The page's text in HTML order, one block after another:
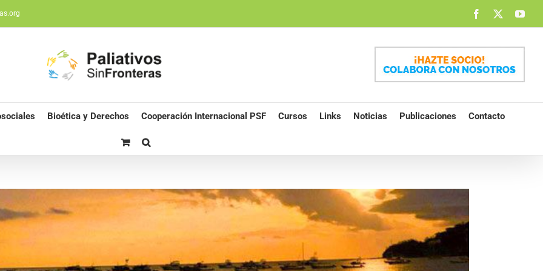
Facebook
Bioética y Derechos Cooperación Internacional PSF Cursos Links Noticias Publicaciones Contacto